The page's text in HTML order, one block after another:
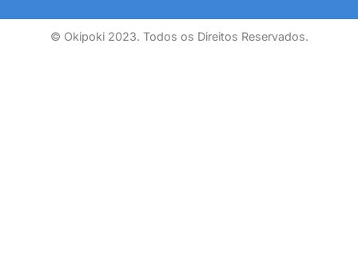
© Okipoki 2023. Todos os Direitos Reservados.